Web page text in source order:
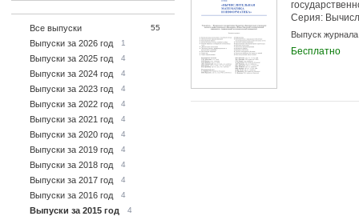
Все выпуски 55
Выпуски за 2026 год 1
Выпуски за 2025 год 4
Выпуски за 2024 год 4
Выпуски за 2023 год 4
Выпуски за 2022 год 4
Выпуски за 2021 год 4
Выпуски за 2020 год 4
Выпуски за 2019 год 4
Выпуски за 2018 год 4
Выпуски за 2017 год 4
Выпуски за 2016 год 4
Выпуски за 2015 год 4
Серия:
математика и
Выпуск журнала
Бесплатно